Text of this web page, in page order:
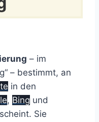
– im
– bestimmt, an
in den
, Bing und
Sie